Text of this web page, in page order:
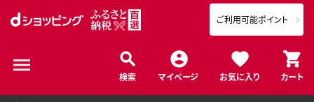
検索 マイページ お気に入り カート
ご利用可能ポイント